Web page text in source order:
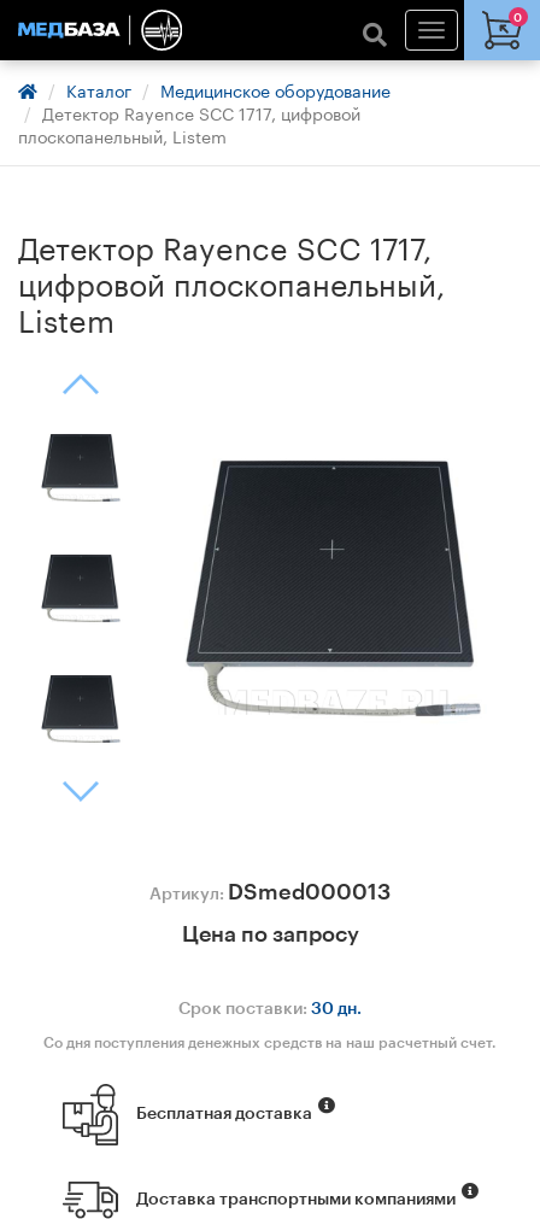
0
Каталог
Медицинское оборудование
Детектор Rayence SCC 1717, цифровой
плоскопанельный, Listem
Детектор Rayence SCC 1717,
цифровой плоскопанельный,
Listem
Артикул: DSmed000013
Цена по запросу
Срок поставки: 30 дн.
Со дня поступления денежных средств на наш расчетный счет.
Бесплатная доставка
Доставка транспортными компаниями